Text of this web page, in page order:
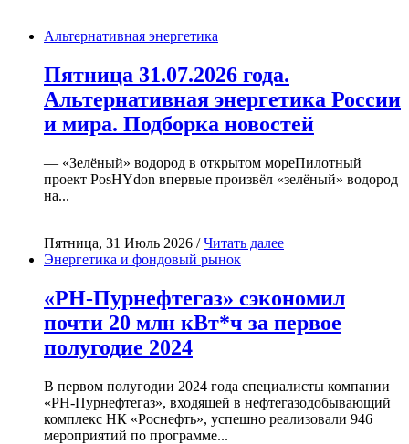
Альтернативная энергетика
Пятница 31.07.2026 года.
Альтернативная энергетика России
и мира. Подборка новостей
— «Зелёный» водород в открытом мореПилотный
проект PosHYdon впервые произвёл «зелёный» водород
на...
Пятница, 31 Июль 2026 /Читать далее
Энергетика и фондовый рынок
«РН-Пурнефтегаз» сэкономил
почти 20 млн кВт*ч за первое
полугодие 2024
В первом полугодии 2024 года специалисты компании
«РН-Пурнефтегаз», входящей в нефтегазодобывающий
комплекс НК «Роснефть», успешно реализовали 946
мероприятий по программе...